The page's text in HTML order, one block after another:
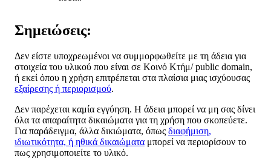
Σημειώσεις:
Δεν είστε υποχρεωμένοι να συμμορφωθείτε με τη άδεια για
στοιχεία του υλικού που είναι σε Κοινό Κτήμ/ public domain,
ή εκεί όπου η χρήση επιτρέπεται στα πλαίσια μιας ισχύουσας
εξαίρεσης ή περιορισμού.
Δεν παρέχεται καμία εγγύηση. Η άδεια μπορεί να μη σας δίνει
όλα τα απαραίτητα δικαιώματα για τη χρήση που σκοπεύετε.
Για παράδειγμα, άλλα δικιώματα, όπως διαφήμιση,
ιδιωτικότητα, ή ηθικά δικαιώματα μπορεί να περιορίσουν το
πως χρησιμοποιείτε το υλικό.